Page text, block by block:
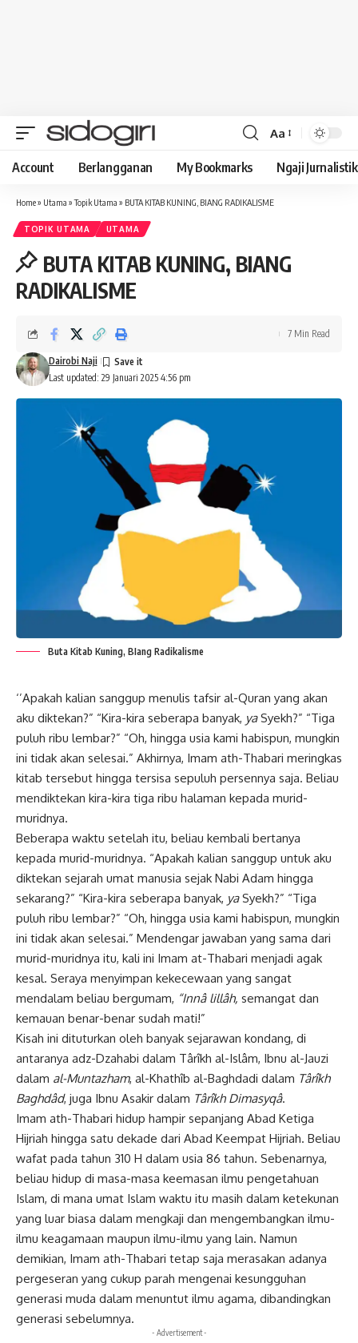
Font
Resizer
Aa
Account Berlangganan My Bookmarks Ngaji Jurnalistik
Home» Utama »Topik Utama » BUTA KITAB KUNING, BIANG RADIKALISME
TOPIK UTAMA UTAMA
BUTA KITAB KUNING, BIANG
RADIKALISME
Last updated: 29 Januari 2025 4:56 pm
Dairobi Naji
7 Min Read
Buta Kitab Kuning, BIang Radikalisme
‘’Apakah kalian sanggup menulis tafsir al-Quran yang akan
aku diktekan?” “Kira-kira seberapa banyak, yaSyekh?” “Tiga
puluh ribu lembar?” “Oh, hingga usia kami habispun, mungkin
ini tidak akan selesai.” Akhirnya, Imam ath-Thabari meringkas
kitab tersebut hingga tersisa sepuluh persennya saja. Beliau
mendiktekan kira-kira tiga ribu halaman kepada murid-
muridnya.
Beberapa waktu setelah itu, beliau kembali bertanya
kepada murid-muridnya. “Apakah kalian sanggup untuk aku
diktekan sejarah umat manusia sejak Nabi Adam hingga
sekarang?” “Kira-kira seberapa banyak, yaSyekh?” “Tiga
puluh ribu lembar?” “Oh, hingga usia kami habispun, mungkin
ini tidak akan selesai.” Mendengar jawaban yang sama dari
murid-muridnya itu, kali ini Imam at-Thabari menjadi agak
kesal. Seraya menyimpan kekecewaan yang sangat
mendalam beliau bergumam, “Innâ lillâh, semangat dan
kemauan benar-benar sudah mati!”
Kisah ini dituturkan oleh banyak sejarawan kondang, di
antaranya adz-Dzahabi dalam Târîkh al-Islâm, Ibnu al-Jauzi
dalam al-Muntazham, al-Khathîb al-Baghdadi dalam Târîkh
Baghdâd, juga Ibnu Asakir dalam Târîkh Dimasyqâ.
Imam ath-Thabari hidup hampir sepanjang Abad Ketiga
Hijriah hingga satu dekade dari Abad Keempat Hijriah. Beliau
wafat pada tahun 310 H dalam usia 86 tahun. Sebenarnya,
beliau hidup di masa-masa keemasan ilmu pengetahuan
Islam, di mana umat Islam waktu itu masih dalam ketekunan
yang luar biasa dalam mengkaji dan mengembangkan ilmu-
ilmu keagamaan maupun ilmu-ilmu yang lain. Namun
demikian, Imam ath-Thabari tetap saja merasakan adanya
pergeseran yang cukup parah mengenai kesungguhan
generasi muda dalam menuntut ilmu agama, dibandingkan
generasi sebelumnya.
- Advertisement -